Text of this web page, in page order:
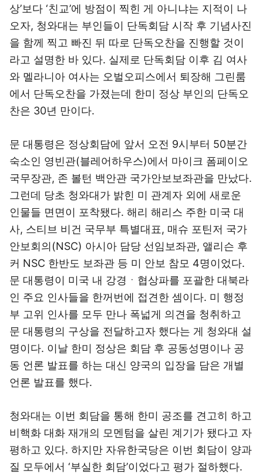
상’보다 ‘친교’에 방점이 찍힌 게 아니냐는 지적이 나
오자, 청와대는 부인들이 단독회담 시작 후 기념사진
을 함께 찍고 빠진 뒤 따로 단독오찬을 진행할 것이
라고 설명한 바 있다. 실제로 단독회담 이후 김 여사
와 멜라니아 여사는 오벌오피스에서 퇴장해 그린룸
에서 단독오찬을 가졌는데 한미 정상 부인의 단독오
찬은 30년 만이다.
문 대통령은 정상회담에 앞서 오전 9시부터 50분간
숙소인 영빈관(블레어하우스)에서 마이크 폼페이오
국무장관, 존 볼턴 백안관 국가안보보좌관을 만났다.
그런데 당초 청와대가 밝힌 미 관계자 외에 새로운
인물들 면면이 포착됐다. 해리 해리스 주한 미국 대
사, 스티브 비건 국무부 특별대표, 매슈 포틴저 국가
안보회의(NSC) 아시아 담당 선임보좌관, 앨리슨 후
커 NSC 한반도 보좌관 등 미 안보 참모 4명이었다.
문 대통령이 미국 내 강경ㆍ협상파를 포괄한 대북라
인 주요 인사들을 한꺼번에 접견한 셈이다. 미 행정
부 고위 인사를 모두 만나 폭넓게 의견을 청취하고
문 대통령의 구상을 전달하고자 했다는 게 청와대 설
명이다. 이날 한미 정상은 회담 후 공동성명이나 공
동 언론 발표를 하는 대신 양국의 입장을 담은 개별
언론 발표를 했다.
청와대는 이번 회담을 통해 한미 공조를 견고히 하고
비핵화 대화 재개의 모멘텀을 살린 계기가 됐다고 자
평하고 있다. 하지만 자유한국당은 이번 회담이 양과
질 모두에서 ‘부실한 회담’이었다고 평가 절하했다.